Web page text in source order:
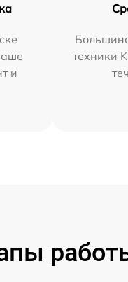
и
техники